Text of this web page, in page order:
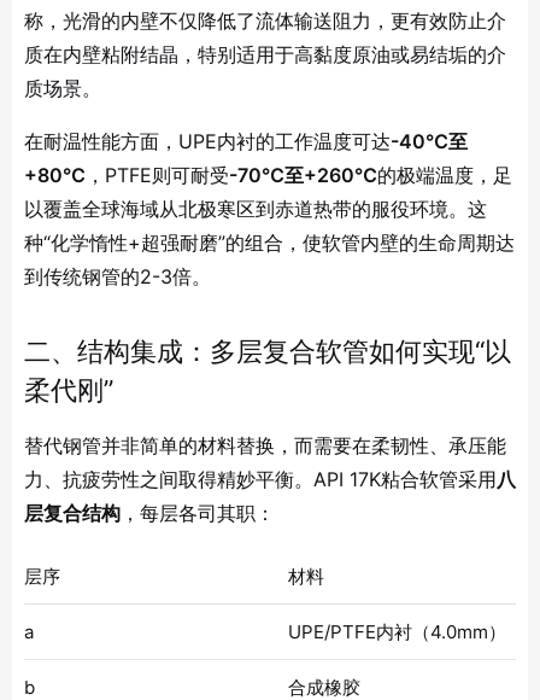
称，光滑的内壁不仅降低了流体输送阻力，更有效防止介
质在内壁粘附结晶，特别适用于高黏度原油或易结垢的介
质场景。
在耐温性能方面，UPE内衬的工作温度可达-40℃至
+80℃ ，PTFE则可耐受-70℃至+260℃的极端温度，足
以覆盖全球海域从北极寒区到赤道热带的服役环境。这
种“化学惰性+超强耐磨”的组合，使软管内壁的生命周期达
到传统钢管的2-3倍。
二、结构集成：多层复合软管如何实现“以
柔代刚”
替代钢管并非简单的材料替换，而需要在柔韧性、承压能
力、抗疲劳性之间取得精妙平衡。API 17K粘合软管采用八
层复合结构 ，每层各司其职 ：
层序 材料
a UPE/PTFE内衬（4.0mm）
b 合成橡胶